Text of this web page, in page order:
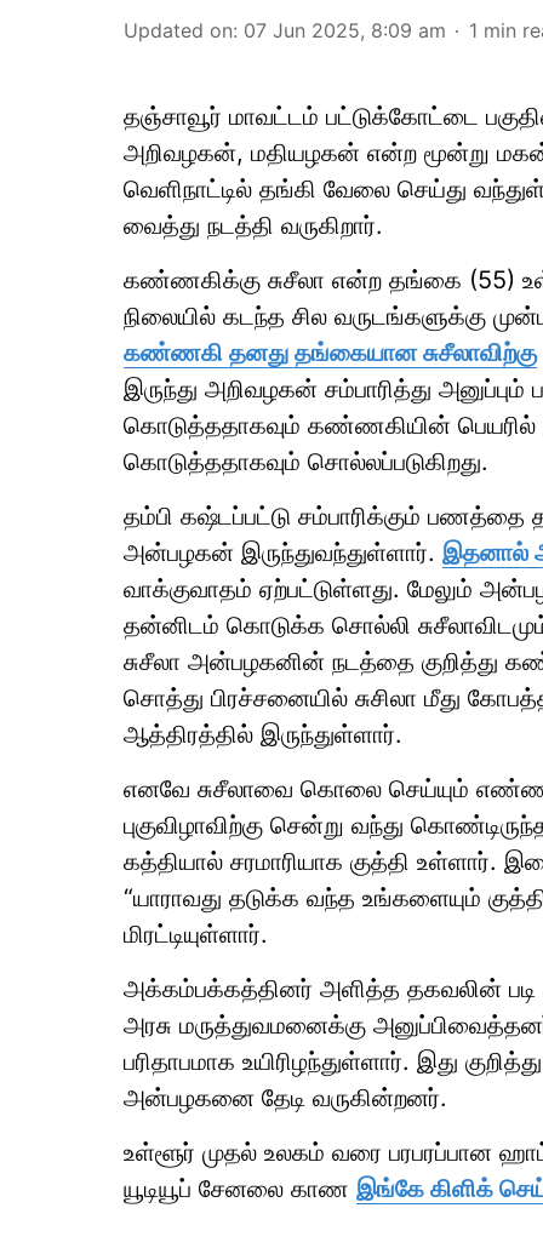
Updated on: 07 Jun 2025, 8:09 am 1 min
தஞ்சாவூர் மாவட்டம் பட்டுக்கோட்டை
அறிவழகன், மதியழகன் என்ற மூன்று
வெளிநாட்டில் தங்கி வேலை செய்து
வைத்து நடத்தி வருகிறார்.
கண்ணகிக்கு சுசீலா என்ற தங்கை (55)
நிலையில் கடந்த சில வருடங்களுக்கு
கண்ணகி தனது தங்கையான சுசீலாவிற்கு
இருந்து அறிவழகன் சம்பாரித்து
கொடுத்ததாகவும் கண்ணகியின் பெயரில்
கொடுத்ததாகவும் சொல்லப்படுகிறது.
தம்பி கஷ்டப்பட்டு சம்பாரிக்கும் பணத்தை
அன்பழகன் இருந்துவந்துள்ளார். இதனால்
வாக்குவாதம் ஏற்பட்டுள்ளது. மேலும்
தன்னிடம் கொடுக்க சொல்லி
சுசீலா அன்பழகனின் நடத்தை குறித்து
சொத்து பிரச்சனையில் சுசிலா மீது
ஆத்திரத்தில் இருந்துள்ளார்.
எனவே சுசீலாவை கொலை செய்யும்
புகுவிழாவிற்கு சென்று வந்து
கத்தியால் சரமாரியாக குத்தி உள்ளார்.
“யாராவது தடுக்க வந்த உங்களையும்
மிரட்டியுள்ளார்.
அக்கம்பக்கத்தினர் அளித்த தகவலின் படி
அரசு மருத்துவமனைக்கு
பரிதாபமாக உயிரிழந்துள்ளார். இது
அன்பழகனை தேடி வருகின்றனர்.
உள்ளூர் முதல் உலகம் வரை பரபரப்பான
யூடியூப் சேனலை காண இங்கே கிளிக்